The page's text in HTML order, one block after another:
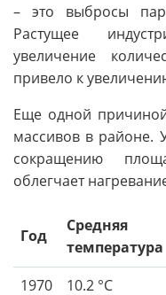
– это выбросы
Растущее
увеличение
привело к
Еще одной
массивов в районе.
сокращению
облегчает
Год
Средняя
температура
1970
10.2 °C